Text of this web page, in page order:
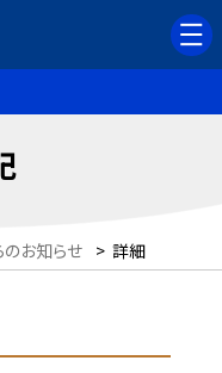
お知らせ > 詳細